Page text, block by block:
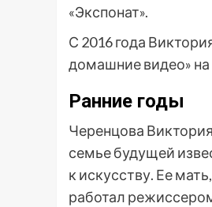
«Экспонат».
С 2016 года
домашние видео» на
Ранние годы
Черенцова
семье будущей
к искусству. Ее
работал